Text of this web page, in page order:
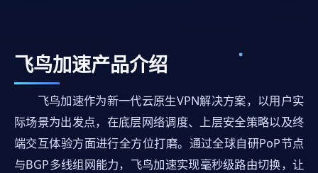
飞鸟加速产品介绍
飞鸟加速作为新一代云原生VPN解决方案，以用户实
际场景为出发点，在底层网络调度、上层安全策略以及终
端交互体验方面进行全方位打磨。通过全球自研PoP节点
与BGP多线组网能力，飞鸟加速实现毫秒级路由切换，让